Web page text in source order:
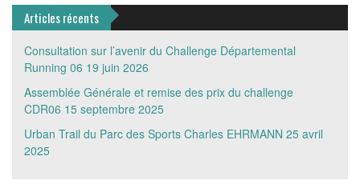
Articles récents
Consultation sur l’avenir du Challenge Départemental
Running 06 19 juin 2026
Assemblée Générale et remise des prix du challenge
CDR06 15 septembre 2025
Urban Trail du Parc des Sports Charles EHRMANN 25 avril
2025